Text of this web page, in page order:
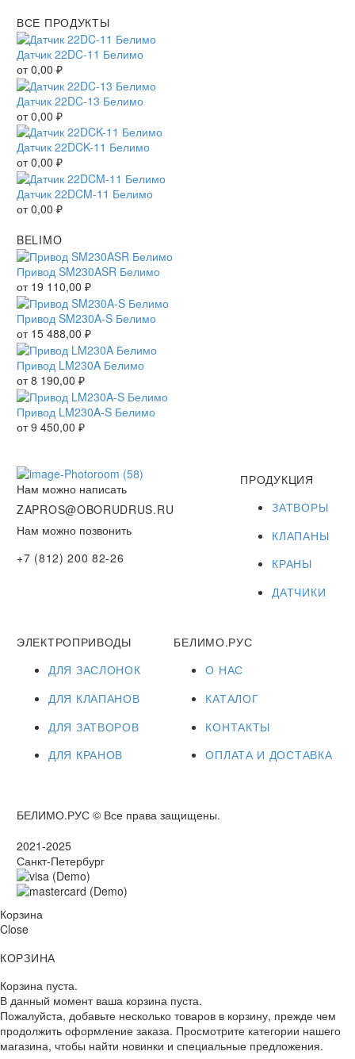
ВСЕ ПРОДУКТЫ
Датчик 22DC-11 Белимо
от0,00 ₽
Датчик 22DC-13 Белимо
от0,00 ₽
Датчик 22DCK-11 Белимо
от0,00 ₽
Датчик 22DCM-11 Белимо
от0,00 ₽
BELIMO
Привод SM230ASR Белимо
от 19 110,00 ₽
Привод SM230A-S Белимо
от 15 488,00 ₽
Привод LM230A Белимо
от8 190,00 ₽
Привод LM230A-S Белимо
от9 450,00 ₽
Нам можно написать
ZAPROS@OBORUDRUS.RU
Нам можно позвонить
+7 (812) 200 82-26
ПРОДУКЦИЯ
ЗАТВОРЫ
КЛАПАНЫ
КРАНЫ
ДАТЧИКИ
ЭЛЕКТРОПРИВОДЫ
ДЛЯ ЗАСЛОНОК
ДЛЯ КЛАПАНОВ
ДЛЯ ЗАТВОРОВ
ДЛЯ КРАНОВ
БЕЛИМО.РУС
О НАС
КАТАЛОГ
КОНТАКТЫ
ОПЛАТА И ДОСТАВКА
БЕЛИМО.РУС © Все права защищены.
2021-2025
Санкт-Петербург
Корзина
Close
КОРЗИНА
Корзина пуста.
В данный момент ваша корзина пуста.
Пожалуйста, добавьте несколько товаров в корзину, прежде чем
продолжить оформление заказа. Просмотрите категории нашего
магазина, чтобы найти новинки и специальные предложения.